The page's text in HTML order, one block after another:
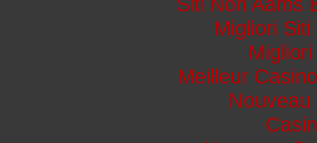
Migliori
Meilleur